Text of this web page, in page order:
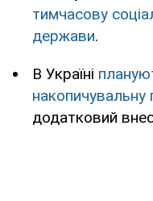
тимчасову
держави.
В Україні
накопичувальну
додатковий